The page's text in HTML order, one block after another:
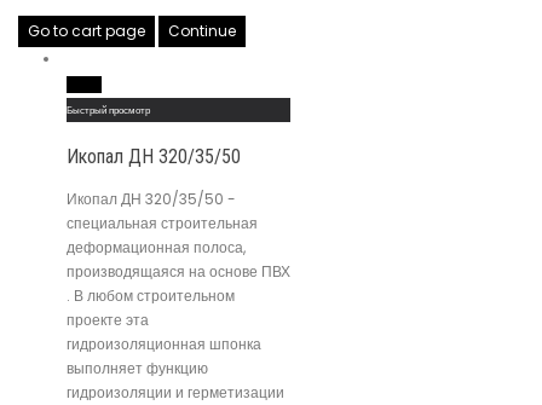
Go to cart page Continue
Быстрый просмотр
Икопал ДН 320/35/50
Икопал ДН 320/35/50 -
специальная строительная
деформационная полоса,
производящаяся на основе ПВХ
. В любом строительном
проекте эта
гидроизоляционная шпонка
выполняет функцию
гидроизоляции и герметизации